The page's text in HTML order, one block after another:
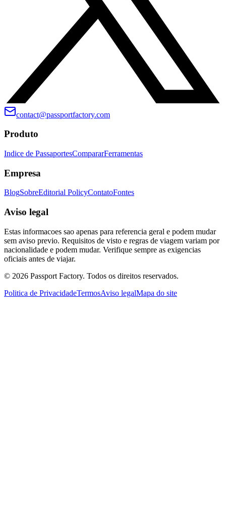
contact@passportfactory.com
Produto
Indice de PassaportesCompararFerramentas
Empresa
BlogSobreEditorial PolicyContatoFontes
Aviso legal
Estas informacoes sao apenas para referencia geral e podem mudar
sem aviso previo. Requisitos de visto e regras de viagem variam por
nacionalidade e podem mudar. Verifique sempre as exigencias
oficiais antes de viajar.
© 2026 Passport Factory. Todos os direitos reservados.
Politica de PrivacidadeTermosAviso legalMapa do site